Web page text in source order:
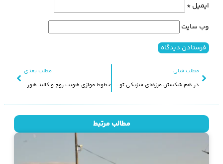
مطلب قبلی
در هم شکستن مرزهای فیزیکی توسط معماری منظر لایه ای
مطلب بعدی
خطوط موازی هویت روح و کالبد هورامانات
ایمیل*
وب‌ سایت
مطالب مرتبط